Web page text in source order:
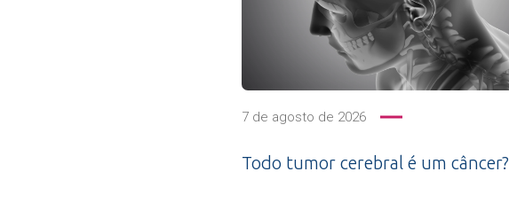
7 de agosto de 2026
Todo tumor cerebral é um câncer?